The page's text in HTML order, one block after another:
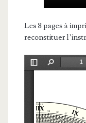
Les 8 pages à
reconstituer